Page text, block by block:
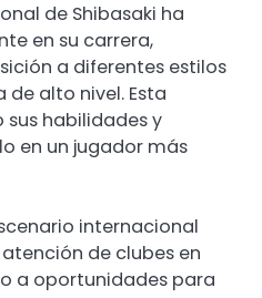
de Shibasaki ha
en su carrera,
a diferentes estilos
alto nivel. Esta
habilidades y
en un jugador más
internacional
de clubes en
a oportunidades para